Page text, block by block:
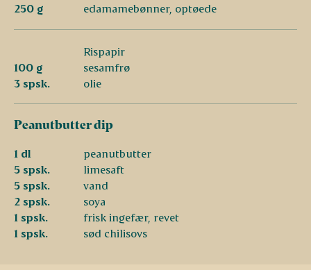
250 g
edamamebønner, optøede
Rispapir
100 g
sesamfrø
3 spsk.
olie
Peanutbutter dip
1 dl
peanutbutter
5 spsk.
limesaft
5 spsk.
vand
2 spsk.
soya
1 spsk.
frisk ingefær, revet
1 spsk.
sød chilisovs